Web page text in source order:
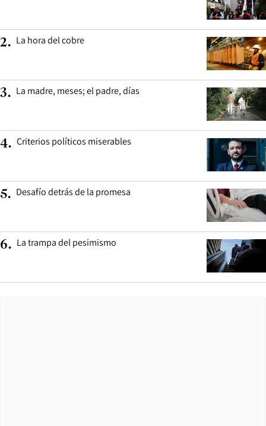
2. La hora del cobre
3. La madre, meses; el padre, días
4. Criterios políticos miserables
5. Desafío detrás de la promesa
6. La trampa del pesimismo